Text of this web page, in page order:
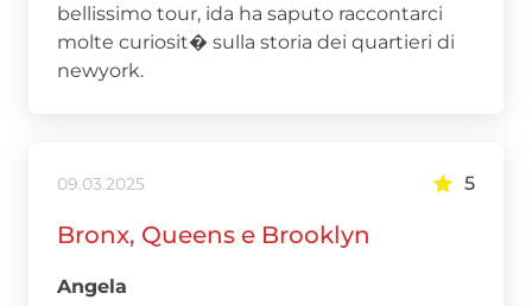
bellissimo tour, ida ha saputo raccontarci
molte curiosit� sulla storia dei quartieri di
newyork.
09.03.2025 5
Bronx, Queens e Brooklyn
Angela